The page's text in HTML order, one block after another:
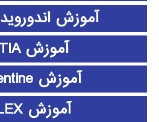
آموزش اندوروید android
آموزش CATIA
آموزش clementine
آموزش CPLEX